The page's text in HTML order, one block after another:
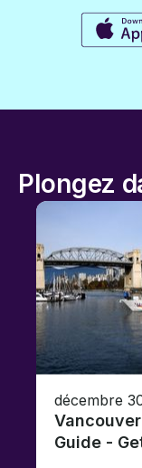
Plongez
décembre
Guide -